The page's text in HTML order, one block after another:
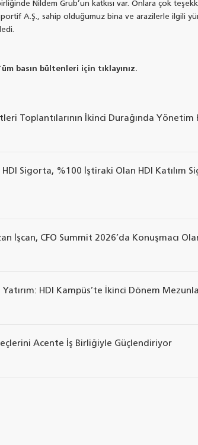
Nildem Grub’un katkısı var. Onlara çok
A.Ş., sahip olduğumuz bina ve arazilerle ilgili
basın bültenleri için tıklayınız.
Toplantılarının İkinci Durağında
Sigorta, %100 İştiraki Olan HDI Katılım
İşcan, CFO Summit 2026’da Konuşmacı
HDI Kampüs’te İkinci Dönem
Acente İş Birliğiyle Güçlendiriyor